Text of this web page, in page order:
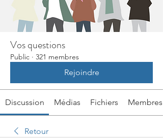
Vos questions
Public · 321 membres
Rejoindre
Discussion Médias Fichiers Membres
Retour